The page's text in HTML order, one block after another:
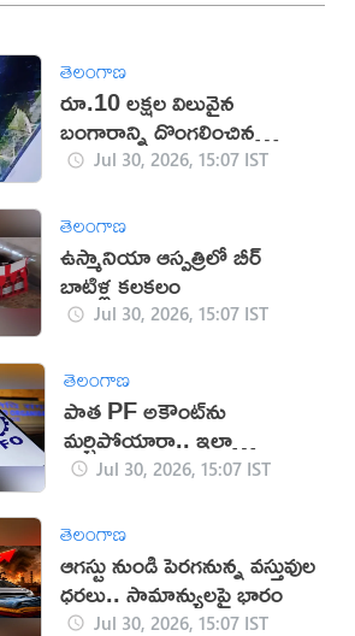
తెలంగాణ
రూ.10 లక్షల విలువైన
బంగారాన్ని దొంగలించిన
‘ఎలుక’ (వీడియో)
Jul 30, 2026, 15:07 IST
తెలంగాణ
ఉస్మానియా ఆస్పత్రిలో బీర్
బాటిళ్ల కలకలం
Jul 30, 2026, 15:07 IST
తెలంగాణ
పాత PF అకౌంట్‌ను
మర్చిపోయారా.. ఇలా
తెలుసుకోండి!
Jul 30, 2026, 15:07 IST
తెలంగాణ
ఆగస్టు నుండి పెరగనున్న వస్తువుల
ధరలు.. సామాన్యులపై భారం
Jul 30, 2026, 15:07 IST